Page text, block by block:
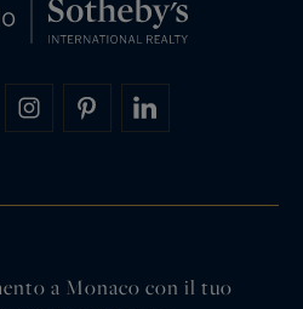
a Monaco con il tuo